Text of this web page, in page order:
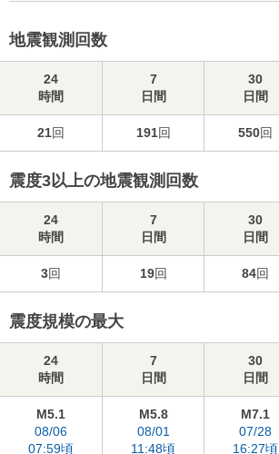
地震観測回数
24
時間
7
日間
30
日間
21回 191回 550回
震度3以上の地震観測回数
24
時間
7
日間
30
日間
3回 19回 84回
震度規模の最大
24
時間
7
日間
30
日間
M5.1
08/06
07:59頃
M5.8
08/01
11:48頃
M7.1
07/28
16:27頃